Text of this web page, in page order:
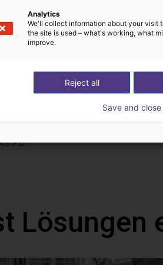
handheld with touch
control the robot either from your
be programmed via a graphical
via the touch screen. In addition,
to the handheld. With this
PC.
Lösungen
Analytics
We'll collect information about your visit
the site is used – what's working, what
improve.
Reject all
Save and close